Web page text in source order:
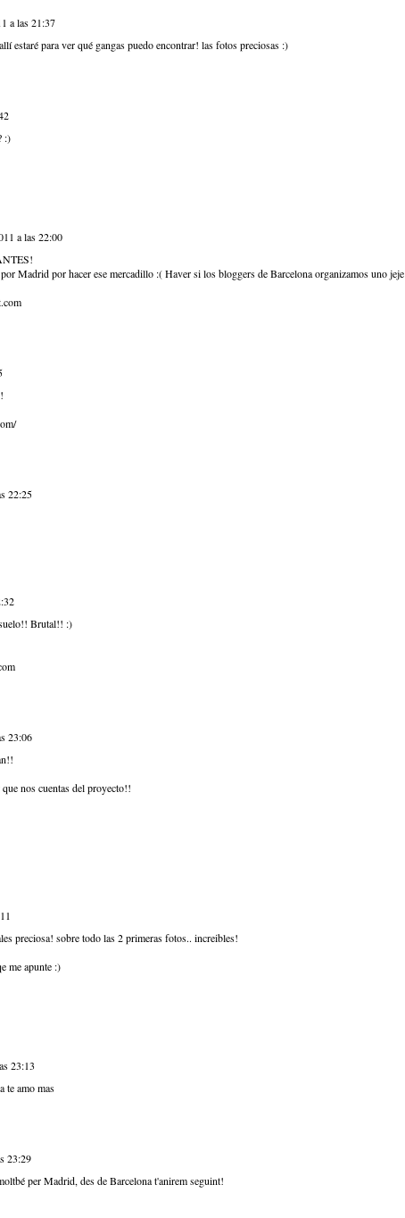
a las 21:37
estaré para ver qué gangas puedo encontrar! las fotos preciosas :)
:)
a las 22:00
Madrid por hacer ese mercadillo :( Haver si los bloggers de Barcelona organizamos uno jeje
22:25
Brutal!! :)
23:06
nos cuentas del proyecto!!
preciosa! sobre todo las 2 primeras fotos.. increibles!
me apunte :)
23:13
te amo mas
23:29
per Madrid, des de Barcelona t'anirem seguint!